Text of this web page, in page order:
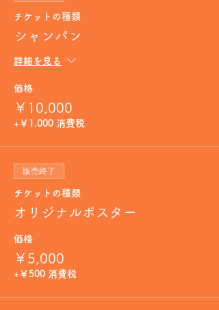
チケットの種類
シャンパン
詳細を見る
価格
￥10,000
+￥1,000 消費税
販売終了
チケットの種類
オリジナルポスター
価格
￥5,000
+￥500 消費税